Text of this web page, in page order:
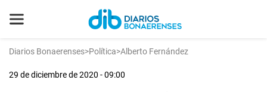
Diarios Bonaerenses>Política>Alberto Fernández
29 de diciembre de 2020 - 09:00